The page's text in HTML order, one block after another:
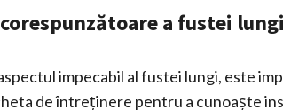
a fustei lungi
impecabil al fustei lungi, este
de întreținere pentru a cunoaște